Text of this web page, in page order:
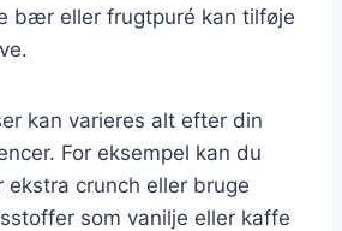
bær eller frugtpuré kan tilføje
kan varieres alt efter din
For eksempel kan du
crunch eller bruge
som vanilje eller kaffe